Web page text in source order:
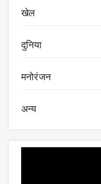
खेल
दुनिया
मनोरंजन
अन्य